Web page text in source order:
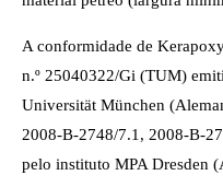
A conformidade de
n.º 25040322/Gi (TUM)
Universität München
2008-B-2748/7.1, 2008-B-
pelo instituto MPA Dresden